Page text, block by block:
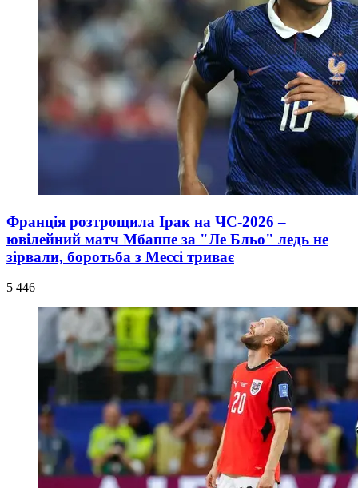
Франція розтрощила Ірак на ЧС-2026 –
ювілейний матч Мбаппе за "Ле Бльо" ледь не
зірвали, боротьба з Мессі триває
5 446